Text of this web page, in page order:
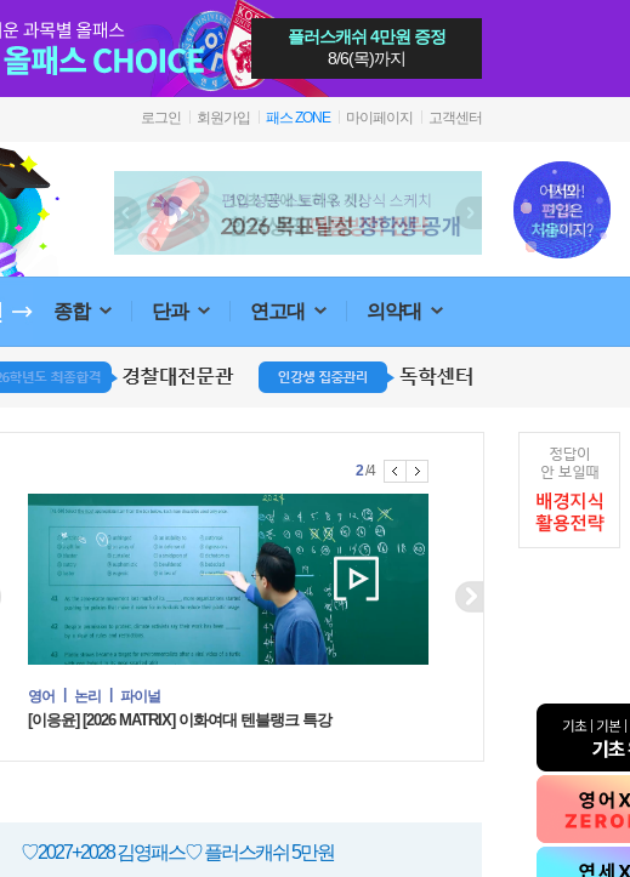
플러스캐쉬 4만원 증정
8/6(목)까지
로그인 회원가입 패스 ZONE 마이페이지 고객센터
종합 단과 연고대 의약대
지구과학
지구과학의 방점을 찍다
연고대 편입이 목표라면 지
의 전략
[지구과학의 신] 연고대 지구과학 심화+문제풀
/4
영어 논리 파이널
[이응윤] [2026 MATRIX] 이화여대 텐블랭크 특강
1
2
3
4
Next
♡경찰대 패키지♡ 플러스캐쉬 1만원
♡제로패스♡ 제로베이스를 위한 가장 완벽한 기초 완성
♡2027+2028 김영패스♡ 플러스캐쉬 5만원